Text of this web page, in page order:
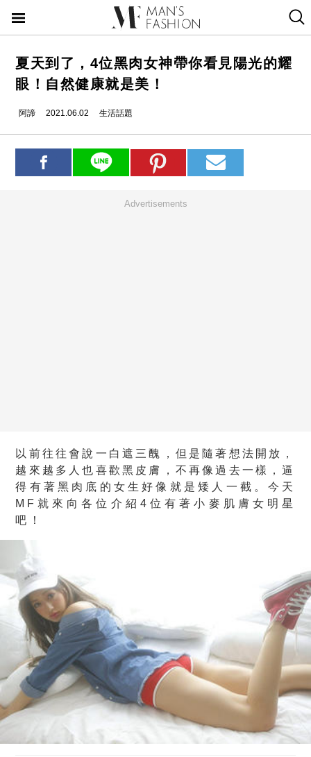
夏天到了，4位黑肉女神帶你看見陽光的耀
眼！自然健康就是美！
阿諦 2021.06.02 生活話題
Advertisements
以前往往會說一白遮三醜，但是隨著想法開放，
越來越多人也喜歡黑皮膚，不再像過去一樣，逼
得有著黑肉底的女生好像就是矮人一截。今天
MF就來向各位介紹4位有著小麥肌膚女明星
吧！